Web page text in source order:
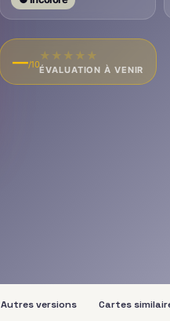
—/10
★ ★ ★ ★ ★
ÉVALUATION À VENIR
Autres versions Cartes